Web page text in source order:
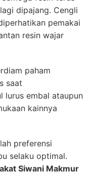
dipajang. Cengli
pemakai
resin wajar
paham
saat
lurus embal ataupun
kainnya
preferensi
selaku optimal.
Siwani Makmur